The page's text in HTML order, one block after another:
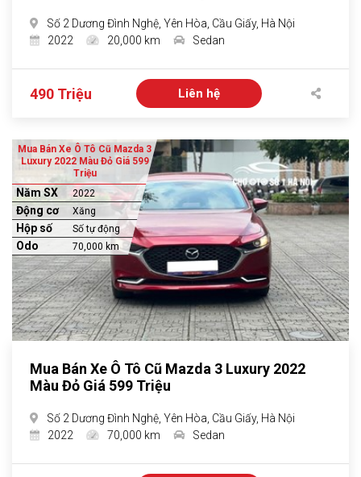
Số 2 Dương Đình Nghệ, Yên Hòa, Cầu Giấy, Hà Nội
2022
20,000 km Sedan
490 Triệu Liên hệ
Mua Bán Xe Ô Tô Cũ Mazda 3
Luxury 2022 Màu Đỏ Giá 599
Triệu
Năm SX 2022
Động cơ Xăng
Hộp số Số tự động
Odo 70,000 km
Mua Bán Xe Ô Tô Cũ Mazda 3 Luxury 2022
Màu Đỏ Giá 599 Triệu
Số 2 Dương Đình Nghệ, Yên Hòa, Cầu Giấy, Hà Nội
2022
70,000 km Sedan